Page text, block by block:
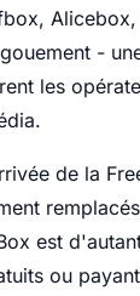
-
les
de la
est
ou